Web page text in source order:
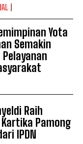
Yota
Semakin
Raih
Pamong
IPDN